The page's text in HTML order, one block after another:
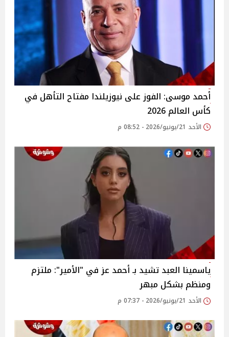
أحمد موسى: الفوز على نيوزيلندا مفتاح التأهل في
كأس العالم 2026
الأحد 21/يونيو/2026 - 08:52 م
ياسمينا العبد تشيد بـ أحمد عز في "الأمير": ملتزم
ومنظم بشكل مبهر
الأحد 21/يونيو/2026 - 07:37 م